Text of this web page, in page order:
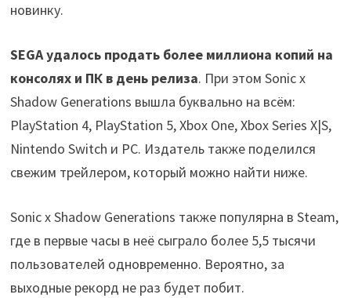
новинку.
SEGA удалось продать более миллиона копий на
консолях и ПК в день релиза. При этом Sonic x
Shadow Generations вышла буквально на всём:
PlayStation 4, PlayStation 5, Xbox One, Xbox Series X|S,
Nintendo Switch и PC. Издатель также поделился
свежим трейлером, который можно найти ниже.
Sonic x Shadow Generations также популярна в Steam,
где в первые часы в неё сыграло более 5,5 тысячи
пользователей одновременно. Вероятно, за
выходные рекорд не раз будет побит.